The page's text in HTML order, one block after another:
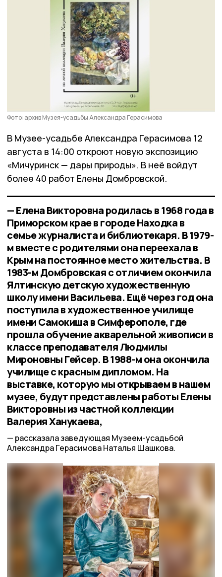
Фото: архив Музея-усадьбы Александра Герасимова
В Музее-усадьбе Александра Герасимова 12
августа в 14:00 откроют новую экспозицию
«Мичуринск — дары природы». В неё войдут
более 40 работ Елены Домбровской.
— Елена Викторовна родилась в 1968 года в
Приморском крае в городе Находка в
семье журналиста и библиотекаря. В 1979-
м вместе с родителями она переехала в
Крым на постоянное место жительства. В
1983-м Домбровская с отличием окончила
Ялтинскую детскую художественную
школу имени Васильева. Ещё через год она
поступила в художественное училище
имени Самокиша в Симферополе, где
прошла обучение акварельной живописи в
классе преподавателя Людмилы
Мироновны Гейсер. В 1988-м она окончила
училище с красным дипломом. На
выставке, которую мы открываем в нашем
музее, будут представлены работы Елены
Викторовны из частной коллекции
Валерия Ханукаева,
рассказала заведующая Музеем-усадьбой
Александра Герасимова Наталья Шашкова.